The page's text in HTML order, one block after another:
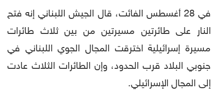
في 28 أغسطس الفائت، قال الجيش اللبناني إنه فتح
النار على طائرتين مسيرتين من بين ثلاث طائرات
مسيرة إسرائيلية اخترقت المجال الجوي اللبناني في
جنوبي البلاد قرب الحدود، وإن الطائرات الثلاث عادت
إلى المجال الإسرائيلي.